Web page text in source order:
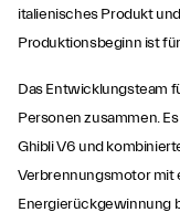
italienisches Produkt
Produktionsbeginn ist
Das Entwicklungsteam
Personen zusammen.
Ghibli V6 und
Verbrennungsmotor mit
Energierückgewinnung